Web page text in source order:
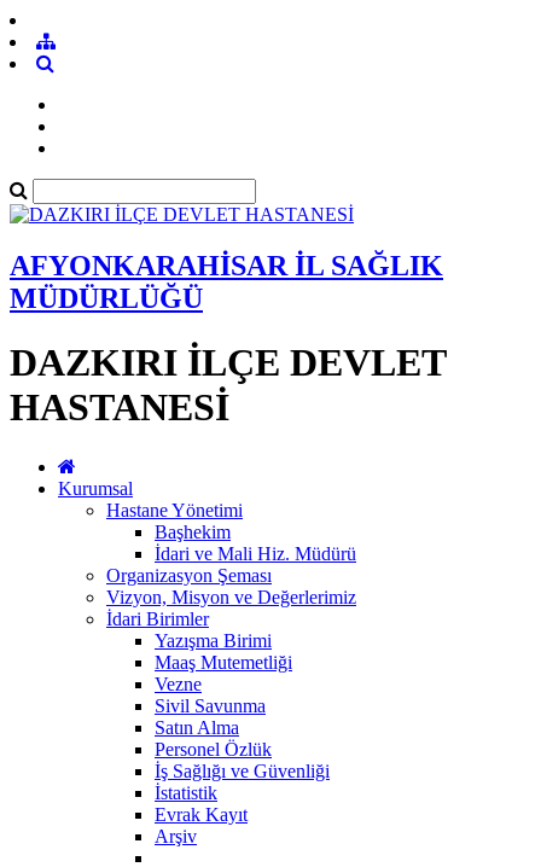
AFYONKARAHİSAR İL SAĞLIK
MÜDÜRLÜĞÜ
DAZKIRI İLÇE DEVLET
HASTANESİ
Kurumsal
Hastane Yönetimi
Başhekim
İdari ve Mali Hiz. Müdürü
Organizasyon Şeması
Vizyon, Misyon ve Değerlerimiz
İdari Birimler
Yazışma Birimi
Maaş Mutemetliği
Vezne
Sivil Savunma
Satın Alma
Personel Özlük
İş Sağlığı ve Güvenliği
İstatistik
Evrak Kayıt
Arşiv